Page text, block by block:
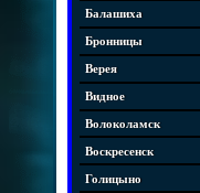
Балашиха
Бронницы
Верея
Видное
Волоколамск
Воскресенск
Голицыно